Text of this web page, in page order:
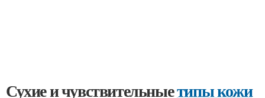
Сухие и чувствительныетипы кожи